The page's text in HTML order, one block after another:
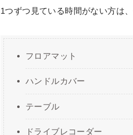
1つずつ見ている時間がない方は
フロアマット
ハンドルカバー
テーブル
ドライブレコーダー